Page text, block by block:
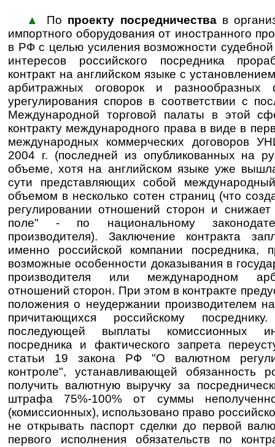
▲ По проекту посредничествав
импортного оборудования от иностранного
в РФ с целью усиления возможности
интересов российского посредника
контракт на английском языке с
арбитражных оговорок и разнообразных
урегулирования споров в соответствии с
Международной торговой палаты в этой
контракту международного права в виде в
международных коммерческих договоров
2004 г. (последней из опубликованных на
объеме, хотя на английском языке уже
сути представляющих собой
объемом в несколько сотен страниц (что
регулировании отношений сторон и
поле" - по национальному
производителя). Заключение контракта
именно российской компании посредника,
возможные особенности доказывания в
производителя или международном
отношений сторон. При этом в контракте
положения о неудержании производителем
причитающихся российскому
последующей выплаты комиссионных
посредника и фактического запрета
статьи 19 закона РФ "О валютном
контроле", устанавливающей обязанность
получить валютную выручку за
штрафа 75%-100% от суммы
(комиссионных), использовано право
не открывать паспорт сделки до первой
первого исполнения обязательств по